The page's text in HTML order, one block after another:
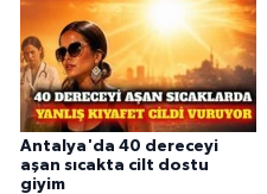
Antalya'da 40 dereceyi
aşan sıcakta cilt dostu
giyim